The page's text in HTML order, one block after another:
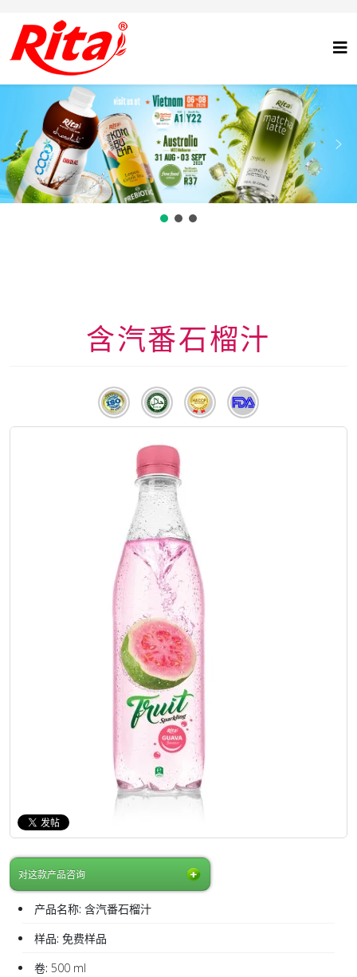
含汽番石榴汁
对这款产品咨询
产品名称: 含汽番石榴汁
样品: 免费样品
卷: 500 ml